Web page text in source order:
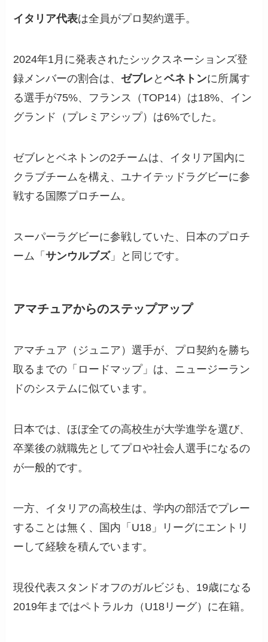
イタリア代表は全員がプロ契約選手。
2024年1月に発表されたシックスネーションズ登
録メンバーの割合は、 ゼブレ とベネトンに所属す
る選手が75%、フランス（TOP14）は18%、イン
グランド（プレミアシップ）は6%でした。
ゼブレとベネトンの2チームは、イタリア国内に
クラブチームを構え、ユナイテッドラグビーに参
戦する国際プロチーム。
スーパーラグビーに参戦していた、日本のプロチ
ーム「サンウルブズ」と同じです。
アマチュアからのステップアップ
アマチュア（ジュニア）選手が、プロ契約を勝ち
取るまでの「ロードマップ」は、ニュージーラン
ドのシステムに似ています。
日本では、ほぼ全ての高校生が大学進学を選び、
卒業後の就職先としてプロや社会人選手になるの
が一般的です。
一方、イタリアの高校生は、学内の部活でプレー
することは無く、国内「U18」リーグにエントリ
ーして経験を積んでいます。
現役代表スタンドオフのガルビジも、19歳になる
2019年まではペトラルカ（U18リーグ）に在籍。